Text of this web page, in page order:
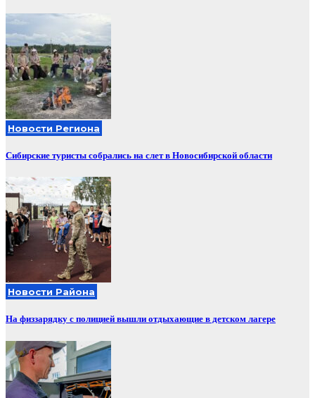
Новости Региона
Сибирские туристы собрались на слет в Новосибирской области
Новости Района
На физзарядку с полицией вышли отдыхающие в детском лагере